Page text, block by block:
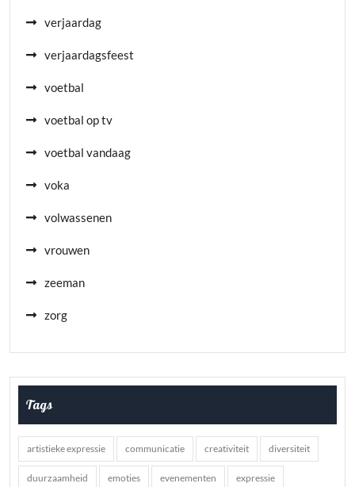
verjaardag
verjaardagsfeest
voetbal
voetbal op tv
voetbal vandaag
voka
volwassenen
vrouwen
zeeman
zorg
Tags
artistieke expressie communicatie creativiteit diversiteit
duurzaamheid emoties evenementen expressie